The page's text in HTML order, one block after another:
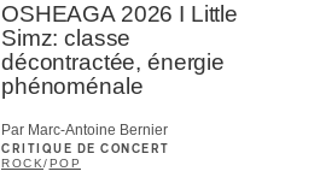
OSHEAGA 2026 I Little
Simz: classe
décontractée, énergie
phénoménale
Par Marc-Antoine Bernier
CRITIQUE DE CONCERT
ROCK/ POP